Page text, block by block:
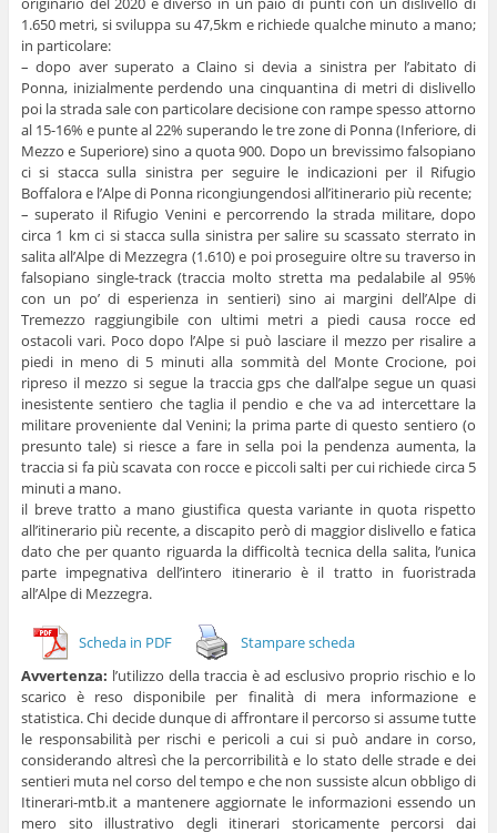
1.650 metri, si sviluppa su 47,5km e richiede qualche minuto a mano;
in particolare:
– dopo aver superato a Claino si devia a sinistra per l’abitato di
Ponna, inizialmente perdendo una cinquantina di metri di dislivello
poi la strada sale con particolare decisione con rampe spesso attorno
al 15-16% e punte al 22% superando le tre zone di Ponna (Inferiore, di
Mezzo e Superiore) sino a quota 900. Dopo un brevissimo falsopiano
ci si stacca sulla sinistra per seguire le indicazioni per il Rifugio
Boffalora e l’Alpe di Ponna ricongiungendosi all’itinerario più recente;
– superato il Rifugio Venini e percorrendo la strada militare, dopo
circa 1 km ci si stacca sulla sinistra per salire su scassato sterrato in
salita all’Alpe di Mezzegra (1.610) e poi proseguire oltre su traverso in
falsopiano single-track (traccia molto stretta ma pedalabile al 95%
con un po’ di esperienza in sentieri) sino ai margini dell’Alpe di
Tremezzo raggiungibile con ultimi metri a piedi causa rocce ed
ostacoli vari. Poco dopo l’Alpe si può lasciare il mezzo per risalire a
piedi in meno di 5 minuti alla sommità del Monte Crocione, poi
ripreso il mezzo si segue la traccia gps che dall’alpe segue un quasi
inesistente sentiero che taglia il pendio e che va ad intercettare la
militare proveniente dal Venini; la prima parte di questo sentiero (o
presunto tale) si riesce a fare in sella poi la pendenza aumenta, la
traccia si fa più scavata con rocce e piccoli salti per cui richiede circa 5
minuti a mano.
il breve tratto a mano giustifica questa variante in quota rispetto
all’itinerario più recente, a discapito però di maggior dislivello e fatica
dato che per quanto riguarda la difficoltà tecnica della salita, l’unica
parte impegnativa dell’intero itinerario è il tratto in fuoristrada
all’Alpe di Mezzegra.
Scheda in PDF
Stampare scheda
Avvertenza: l’utilizzo della traccia è ad esclusivo proprio rischio e lo
scarico è reso disponibile per finalità di mera informazione e
statistica. Chi decide dunque di affrontare il percorso si assume tutte
le responsabilità per rischi e pericoli a cui si può andare in corso,
considerando altresì che la percorribilità e lo stato delle strade e dei
sentieri muta nel corso del tempo e che non sussiste alcun obbligo di
Itinerari-mtb.it a mantenere aggiornate le informazioni essendo un
mero sito illustrativo degli itinerari storicamente percorsi dai